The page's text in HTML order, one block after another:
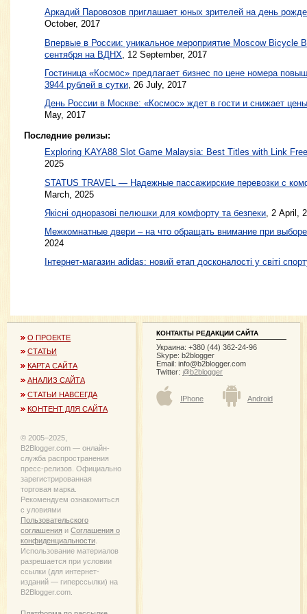
Аркадий Паровозов приглашает юных зрителей на день
October, 2017
Впервые в России: уникальное мероприятие Moscow Bicycle
сентября на ВДНХ
12 September, 2017
Гостиница «Космос» предлагает бизнес по цене номера
3944 рублей в сутки 26 July, 2017
День России в Москве: «Космос» ждет в гости и снижает
May, 2017
Последние релизы:
Exploring KAYA88 Slot Game Malaysia: Best Titles with Link
2025
STATUS TRAVEL — Надежные пассажирские перевозки с
March, 2025
Якісні одноразові пелюшки для комфорту та безпеки , 2 April,
Межкомнатные двери – на что обращать внимание при
2024
Інтернет-магазин adidas: новий етап досконалості у світі
О ПРОЕКТЕ
СТАТЬИ
КАРТА САЙТА
АНАЛИЗ САЙТА
СТАТЬИ НАВСЕГДА
КОНТЕНТ ДЛЯ САЙТА
© 2005−2025,
B2Blogger.com — онлайн-
служба распространения
пресс-релизов. Официально
зарегистрированная
торговая марка.
Рекомендуем ознакомиться
с уловиями
Пользовательского
соглашения и Соглашения о
конфиденциальности
Использование материалов
разрешается при условии
ссылки (для интернет-
изданий — гиперссылки) на
B2Blogger.com.
КОНТАКТЫ РЕДАКЦИИ САЙТА
Украина: +380 (44) 362-24-96
Skype: b2blogger
Email: info@b2blogger.com
Twitter: @b2blogger
IPhone Android